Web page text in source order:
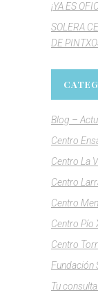
¡YA ES
SOLERA
DE
Blog –
Centro
Centro La
Centro
Centro
Centro Pío
Centro
Fundación
Tu